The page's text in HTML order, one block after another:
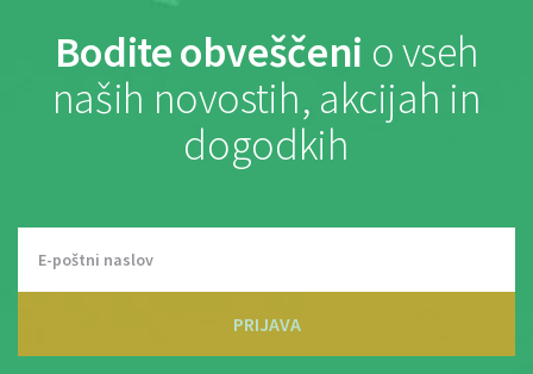
Bodite obveščeni o vseh
naših novostih, akcijah in
dogodkih
PRIJAVA